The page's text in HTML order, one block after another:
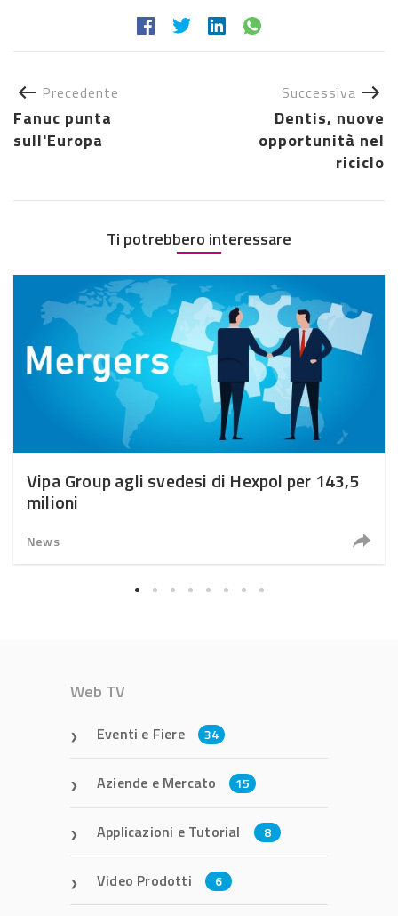
Precedente
Fanuc punta
sull'Europa
Successiva
Dentis, nuove
opportunità nel
riciclo
Ti potrebbero interessare
Vipa Group agli svedesi di Hexpol per 143,5
milioni
News
Web TV
Eventi e Fiere 34
Aziende e Mercato 15
Applicazioni e Tutorial 8
Video Prodotti 6